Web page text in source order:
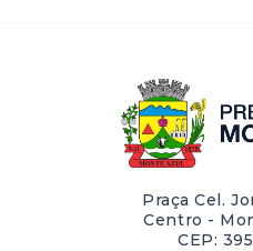
Praça Cel.
Centro -
CEP: